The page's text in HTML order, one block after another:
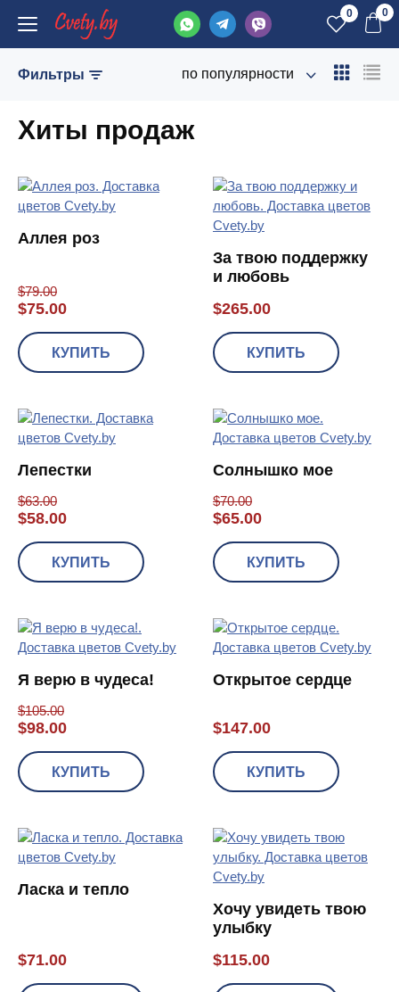
0 0
Фильтры по популярности
Хиты продаж
Аллея роз
$79.00
$75.00
КУПИТЬ
За твою поддержку
и любовь
$265.00
КУПИТЬ
Лепестки
$63.00
$58.00
КУПИТЬ
Солнышко мое
$70.00
$65.00
КУПИТЬ
Я верю в чудеса!
$105.00
$98.00
КУПИТЬ
Открытое сердце
$147.00
КУПИТЬ
Ласка и тепло
$71.00
Хочу увидеть твою
улыбку
$115.00